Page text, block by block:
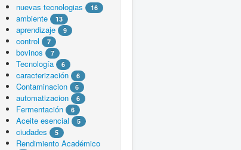
nuevas tecnologias 16
ambiente 13
aprendizaje 9
control 7
bovinos 7
Tecnología 6
caracterización 6
Contaminacion 6
automatizacion 6
Fermentación 6
Aceite esencial 5
ciudades 5
Rendimiento Académico